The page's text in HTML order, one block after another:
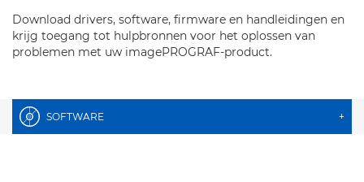
Download drivers, software, firmware en handleidingen en
krijg toegang tot hulpbronnen voor het oplossen van
problemen met uw imagePROGRAF-product.
SOFTWARE +